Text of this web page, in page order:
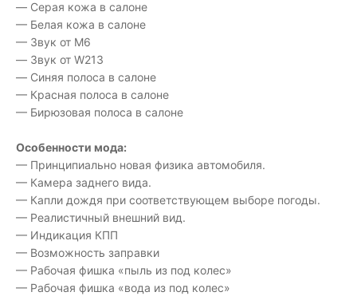
— Серая кожа в салоне
— Белая кожа в салоне
— Звук от M6
— Звук от W213
— Синяя полоса в салоне
— Красная полоса в салоне
— Бирюзовая полоса в салоне
Особенности мода:
— Принципиально новая физика автомобиля.
— Камера заднего вида.
— Капли дождя при соответствующем выборе погоды.
— Реалистичный внешний вид.
— Индикация КПП
— Возможность заправки
— Рабочая фишка «пыль из под колес»
— Рабочая фишка «вода из под колес»